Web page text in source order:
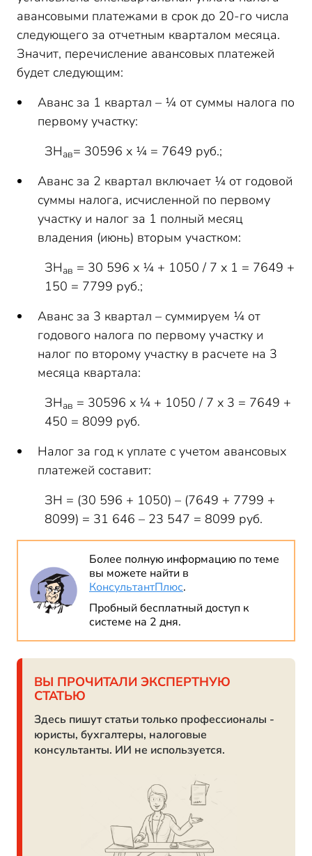
авансовыми платежами в срок до 20-го числа
следующего за отчетным кварталом месяца.
Значит, перечисление авансовых платежей
будет следующим:
Аванс за 1 квартал – ¼ от суммы налога по
первому участку:
ЗНав= 30596 х ¼ = 7649 руб.;
Аванс за 2 квартал включает ¼ от годовой
суммы налога, исчисленной по первому
участку и налог за 1 полный месяц
владения (июнь) вторым участком:
ЗНав = 30 596 х ¼ + 1050 / 7 х 1 = 7649 +
150 = 7799 руб.;
Аванс за 3 квартал – суммируем ¼ от
годового налога по первому участку и
налог по второму участку в расчете на 3
месяца квартала:
ЗНав = 30596 х ¼ + 1050 / 7 х 3 = 7649 +
450 = 8099 руб.
Налог за год к уплате с учетом авансовых
платежей составит:
ЗН = (30 596 + 1050) – (7649 + 7799 +
8099) = 31 646 – 23 547 = 8099 руб.
Более полную информацию по теме
вы можете найти в
КонсультантПлюс.
Пробный бесплатный доступ к
системе на 2 дня.
ВЫ ПРОЧИТАЛИ ЭКСПЕРТНУЮ
СТАТЬЮ
Здесь пишут статьи только профессионалы -
юристы, бухгалтеры, налоговые
консультанты. ИИ не используется.